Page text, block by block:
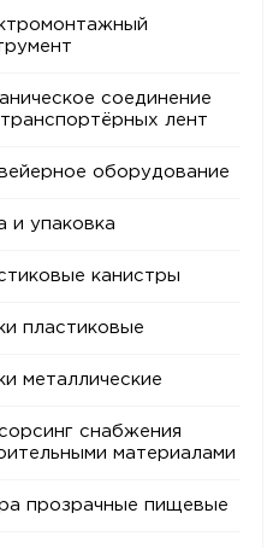
соединение
лент
оборудование
и упаковка
канистры
пластиковые
металлические
снабжения
материалами
прозрачные пищевые